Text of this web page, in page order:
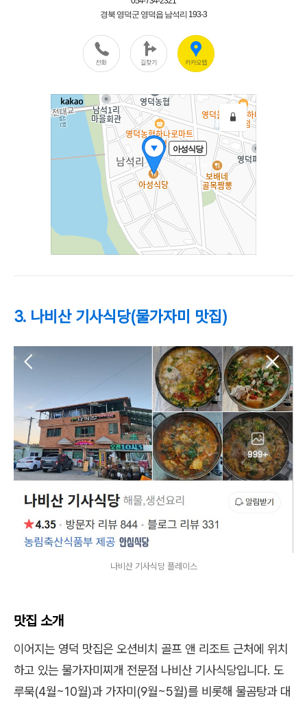
3. 나비산 기사식당(물가자미 맛집)
나비산 기사식당 플레이스
맛집 소개
이어지는 영덕 맛집은 오션비치 골프 앤 리조트 근처에 위치
하고 있는 물가자미찌개 전문점 나비산 기사식당입니다. 도
루묵(4월~10월)과 가자미(9월~5월)를 비롯해 물곰탕과 대